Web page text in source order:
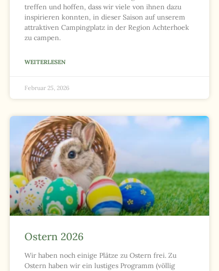
treffen und hoffen, dass wir viele von ihnen dazu
inspirieren konnten, in dieser Saison auf unserem
attraktiven Campingplatz in der Region Achterhoek
zu campen.
WEITERLESEN
Februar 25, 2026
Ostern 2026
Wir haben noch einige Plätze zu Ostern frei. Zu
Ostern haben wir ein lustiges Programm (völlig